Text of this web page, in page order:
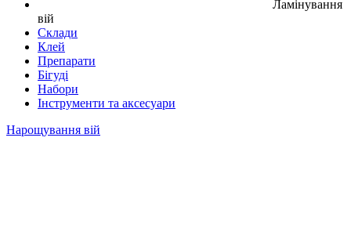
Ламінування
вій
Склади
Клей
Препарати
Бігуді
Набори
Інструменти та аксесуари
Нарощування вій